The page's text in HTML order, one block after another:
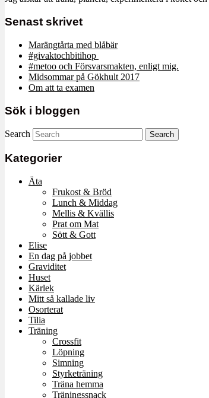
Senast skrivet
Marängtårta med blåbär
#givaktochbitihop
#metoo och Försvarsmakten, enligt mig.
Midsommar på Gökhult 2017
Om att ta examen
Sök i bloggen
Search
Kategorier
Äta
Frukost & Bröd
Lunch & Middag
Mellis & Kvällis
Prat om Mat
Sött & Gott
Elise
En dag på jobbet
Graviditet
Huset
Kärlek
Mitt så kallade liv
Osorterat
Tilia
Träning
Crossfit
Löpning
Simning
Styrketräning
Träna hemma
Träningssnack